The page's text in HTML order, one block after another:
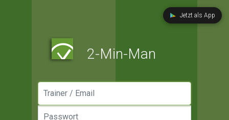
Jetzt als App
2-Min-Man